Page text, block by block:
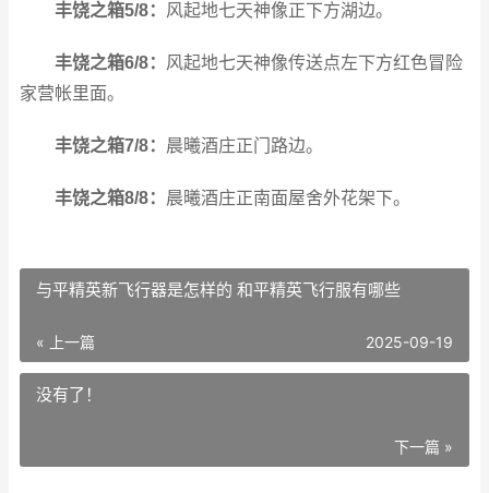
丰饶之箱5/8： 风起地七天神像正下方湖边。
丰饶之箱6/8： 风起地七天神像传送点左下方红色冒险
家营帐里面。
丰饶之箱7/8： 晨曦酒庄正门路边。
丰饶之箱8/8： 晨曦酒庄正南面屋舍外花架下。
与平精英新飞行器是怎样的 和平精英飞行服有哪些
« 上一篇 2025-09-19
没有了！
下一篇 »